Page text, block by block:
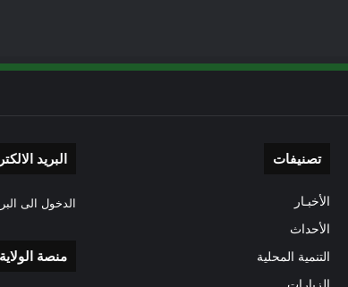
تصنيفات
الأخبـار
الأحداث
التنمية المحلية
البريد
الدخول الى
منصة